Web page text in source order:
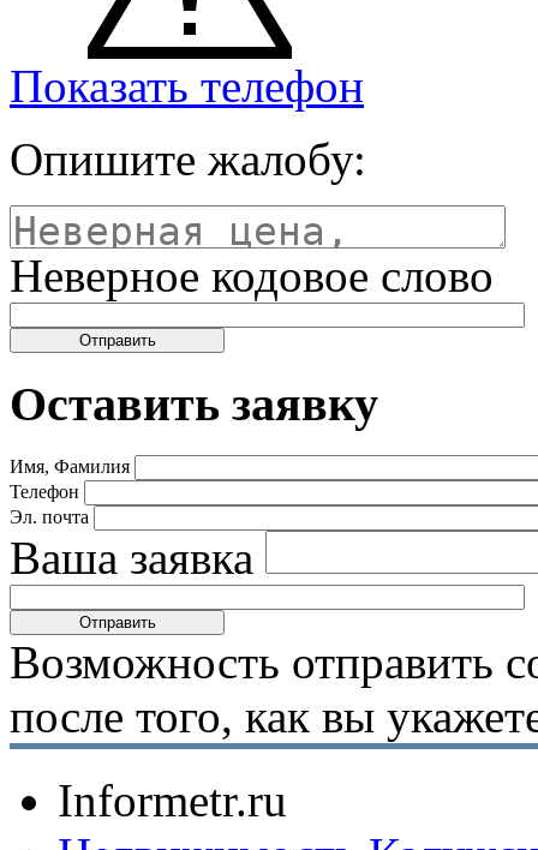
Показать телефон
Опишите жалобу:
Неверное кодовое слово
Оставить заявку
Имя, Фамилия
Телефон
Эл. почта
Ваша заявка
Возможность отправить
после того, как вы
Informetr.ru